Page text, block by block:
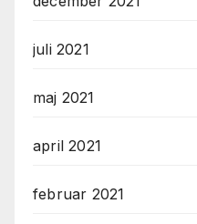
juli 2021
maj 2021
april 2021
februar 2021